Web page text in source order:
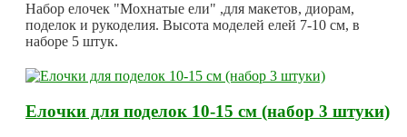
Набор елочек "Мохнатые ели" ,для макетов, диорам,
поделок и рукоделия. Высота моделей елей 7-10 см, в
наборе 5 штук.
Елочки для поделок 10-15 см (набор 3 штуки)